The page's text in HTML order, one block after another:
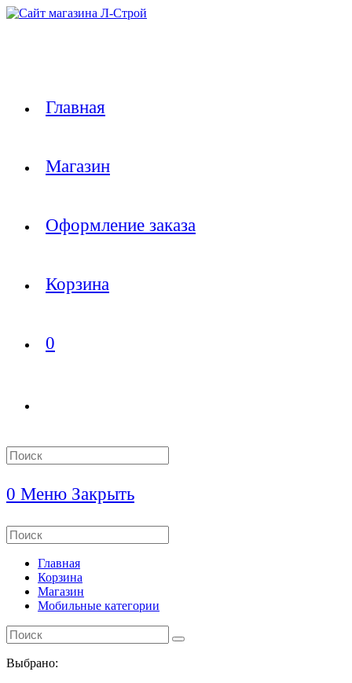
Перейти
Главная
Магазин
Оформление заказа
Корзина
0
Search
this
0 Меню Закрыть
Search
this
websiteГлавная
Корзина
Магазин
Мобильные категории
Выбрано: